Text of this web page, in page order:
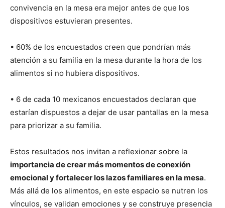
convivencia en la mesa era mejor antes de que los
dispositivos estuvieran presentes.
• 60% de los encuestados creen que pondrían más
atención a su familia en la mesa durante la hora de los
alimentos si no hubiera dispositivos.
• 6 de cada 10 mexicanos encuestados declaran que
estarían dispuestos a dejar de usar pantallas en la mesa
para priorizar a su familia.
Estos resultados nos invitan a reflexionar sobre la
importancia de crear más momentos de conexión
emocional y fortalecer los lazos familiares en la mesa.
Más allá de los alimentos, en este espacio se nutren los
vínculos, se validan emociones y se construye presencia